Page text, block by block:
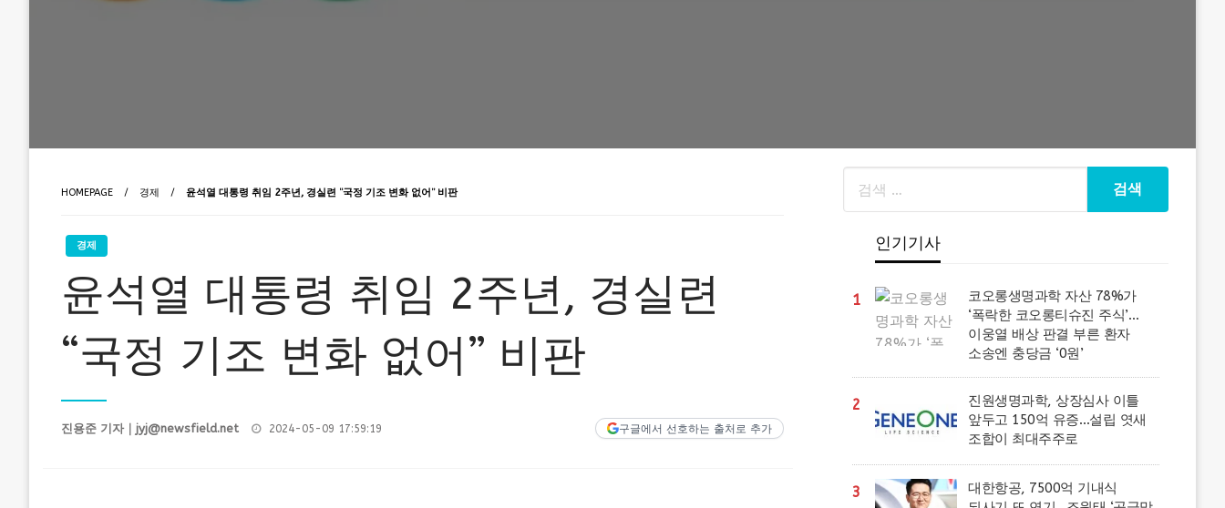
HOMEPAGE 경제 윤석열 대통령 취임 2주년, 경실련 “국정 기조 변화 없어” 비판
경제
윤석열 대통령 취임 2주년, 경실련
“국정 기조 변화 없어” 비판
구글에서 선호하는 출처로 추가
진용준 기자｜ jyj@newsfield.net
Posted
2024-05-09 17:59:19
인기기사
1
코오롱생명과학 자산 78%가
‘폭락한 코오롱티슈진 주식’…
이웅열 배상 판결 부른 환자
소송엔 충당금 ‘0원’
2
진원생명과학, 상장심사 이틀
앞두고 150억 유증…설립 엿새
조합이 최대주주로
3
대한항공, 7500억 기내식